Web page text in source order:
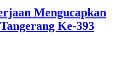
Mengucapkan
Ke-393